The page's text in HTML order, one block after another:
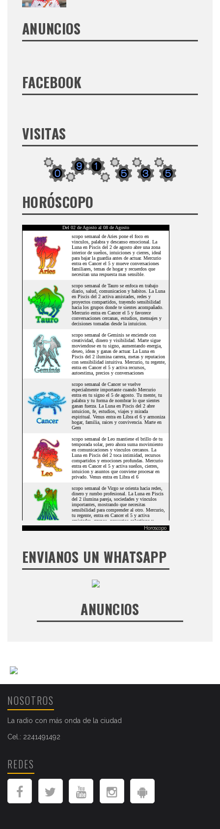
ANUNCIOS
FACEBOOK
VISITAS
HORÓSCOPO
Horoscopo
ENVIANOS UN WHATSAPP
ANUNCIOS
NOSOTROS
La radio con más onda de la ciudad
Cel.: 2241491492
REDES